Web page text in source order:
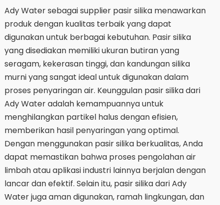
Ady Water sebagai supplier pasir silika menawarkan
produk dengan kualitas terbaik yang dapat
digunakan untuk berbagai kebutuhan. Pasir silika
yang disediakan memiliki ukuran butiran yang
seragam, kekerasan tinggi, dan kandungan silika
murni yang sangat ideal untuk digunakan dalam
proses penyaringan air. Keunggulan pasir silika dari
Ady Water adalah kemampuannya untuk
menghilangkan partikel halus dengan efisien,
memberikan hasil penyaringan yang optimal.
Dengan menggunakan pasir silika berkualitas, Anda
dapat memastikan bahwa proses pengolahan air
limbah atau aplikasi industri lainnya berjalan dengan
lancar dan efektif. Selain itu, pasir silika dari Ady
Water juga aman digunakan, ramah lingkungan, dan